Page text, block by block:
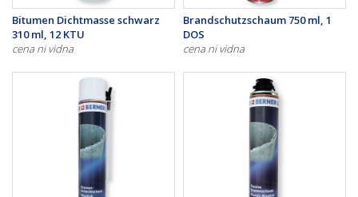
Bitumen Dichtmasse schwarz
310 ml, 12 KTU
cena ni vidna
Brandschutzschaum 750 ml, 1
DOS
cena ni vidna